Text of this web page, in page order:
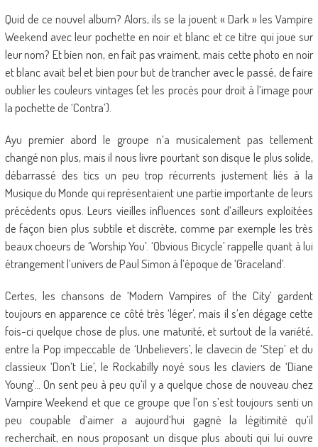
Quid de ce nouvel album? Alors, ils se la jouent « Dark » les Vampire
Weekend avec leur pochette en noir et blanc et ce titre qui joue sur
leur nom? Et bien non, en fait pas vraiment, mais cette photo en noir
et blanc avait bel et bien pour but de trancher avec le passé, de faire
oublier les couleurs vintages (et les procès pour droit à l’image pour
la pochette de ‘Contra’).
Ayu premier abord le groupe n’a musicalement pas tellement
changé non plus, mais il nous livre pourtant son disque le plus solide,
débarrassé des tics un peu trop récurrents justement liés à la
Musique du Monde qui représentaient une partie importante de leurs
précédents opus. Leurs vieilles influences sont d’ailleurs exploitées
de façon bien plus subtile et discrète, comme par exemple les très
beaux choeurs de ‘Worship You’. ‘Obvious Bicycle’ rappelle quant à lui
étrangement l’univers de Paul Simon à l’époque de ‘Graceland’.
Certes, les chansons de ‘Modern Vampires of the City’ gardent
toujours en apparence ce côté très ‘léger’, mais il s’en dégage cette
fois-ci quelque chose de plus, une maturité, et surtout de la variété,
entre la Pop impeccable de ‘Unbelievers’, le clavecin de ‘Step’ et du
classieux ‘Don’t Lie’, le Rockabilly noyé sous les claviers de ‘Diane
Young’… On sent peu à peu qu’il y a quelque chose de nouveau chez
Vampire Weekend et que ce groupe que l’on s’est toujours senti un
peu coupable d’aimer a aujourd’hui gagné la légitimité qu’il
recherchait, en nous proposant un disque plus abouti qui lui ouvre